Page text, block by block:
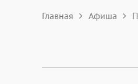
Главная Афиша